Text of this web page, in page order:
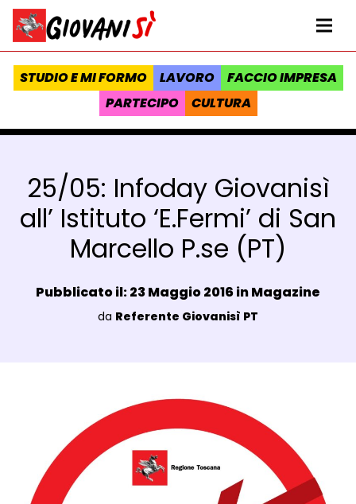
Vai al contenuto
Homepage Giovanisì - Progetto della Regione Toscana
STUDIO E MI FORMO LAVORO
FACCIO IMPRESA
PARTECIPO
CULTURA
25/05: Infoday Giovanisì
all’ Istituto ‘E.Fermi’ di San
Marcello P.se (PT)
Data e ora:
Pubblicato il: 23 Maggio 2016 inMagazine
Luogo:
da Referente Giovanisì PT
Dettagli Post Magazine